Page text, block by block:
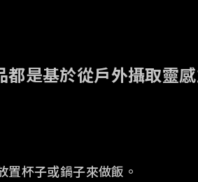
是基於從戶外攝取靈
置杯子或鍋子來做飯。